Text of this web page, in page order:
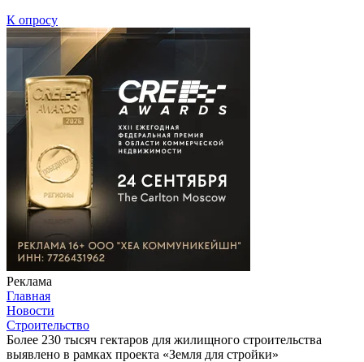
К опросу
Реклама
Главная
Новости
Строительство
Более 230 тысяч гектаров для жилищного строительства
выявлено в рамках проекта «Земля для стройки»